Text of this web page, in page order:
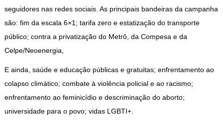
seguidores nas redes sociais. As principais bandeiras da campanha
são: fim da escala 6×1; tarifa zero e estatização do transporte
público; contra a privatização do Metrô, da Compesa e da
Celpe/Neoenergia,
E ainda, saúde e educação públicas e gratuitas; enfrentamento ao
colapso climático; combate à violência policial e ao racismo;
enfrentamento ao feminicídio e descriminação do aborto;
universidade para o povo; vidas LGBTI+.